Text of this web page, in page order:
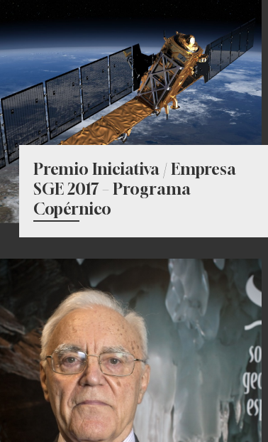
Premio Iniciativa / Empresa
SGE 2017 – Programa
Copérnico